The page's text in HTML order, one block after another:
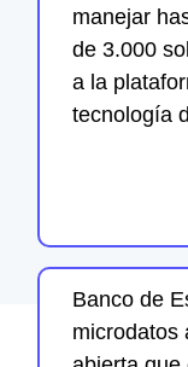
manejar
de 3.000
a la
tecnología
Banco de
microdatos